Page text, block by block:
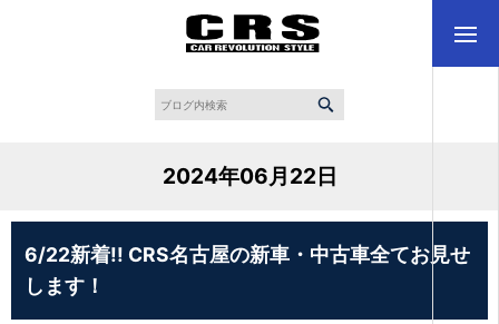
2024年06月22日
6/22新着!! CRS名古屋の新車・中古車全てお見せ
します！